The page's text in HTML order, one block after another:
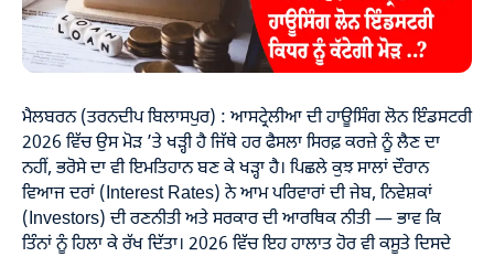
ਮੈਲਬਰਨ (ਤਰਨਦੀਪ ਬਿਲਾਸਪੁਰ) : ਆਸਟ੍ਰੇਲੀਆ ਦੀ ਹਾਊਸਿੰਗ ਲੋਨ ਇੰਡਸਟਰੀ
2026 ਵਿੱਚ ਉਸ ਮੋੜ ’ਤੇ ਖੜ੍ਹੀ ਹੈ ਜਿੱਥੇ ਹਰ ਫੈਸਲਾ ਸਿਰਫ਼ ਕਰਜ਼ੇ ਨੂੰ ਲੈਣ ਦਾ
ਨਹੀਂ, ਭਰੋਸੇ ਦਾ ਵੀ ਇਮਤਿਹਾਨ ਬਣ ਕੇ ਖੜ੍ਹਾ ਹੈ। ਪਿਛਲੇ ਕੁਝ ਸਾਲਾਂ ਦੌਰਾਨ
ਵਿਆਜ ਦਰਾਂ (Interest Rates) ਨੇ ਆਮ ਪਰਿਵਾਰਾਂ ਦੀ ਜੇਬ, ਨਿਵੇਸ਼ਕਾਂ
(Investors) ਦੀ ਰਣਨੀਤੀ ਅਤੇ ਸਰਕਾਰ ਦੀ ਆਰਥਿਕ ਨੀਤੀ — ਭਾਵ ਕਿ
ਤਿੰਨਾਂ ਨੂੰ ਹਿਲਾ ਕੇ ਰੱਖ ਦਿੱਤਾ। 2026 ਵਿੱਚ ਇਹ ਹਾਲਾਤ ਹੋਰ ਵੀ ਕਸੂਤੇ ਦਿਸਦੇ